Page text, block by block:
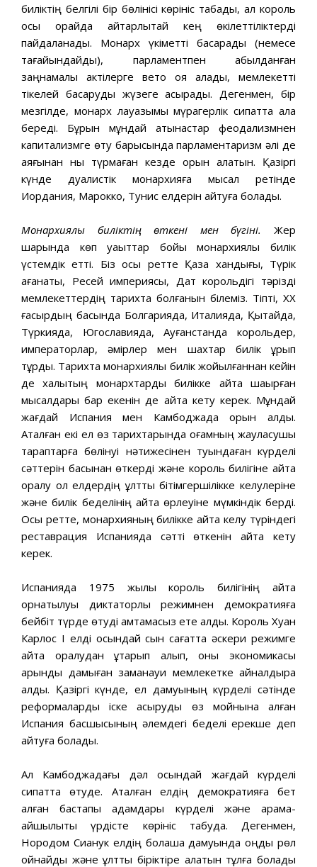
биліктің белгілі бір бөлінісі көрініс табады, ал король
осы орайда айтарлықтай кең өкілеттіліктерді
пайдаланады. Монарх үкіметті басқарады (немесе
тағайындайды), парламентпен қабылданған
заңнамалық актілерге вето қоя алады, мемлекетті
тікелей басқаруды жүзеге асырады. Дегенмен, бір
мезгілде, монарх лауазымы мүрагерлік сипатта қала
береді. Бұрын мұндай қатынастар феодализмнен
капитализмге өту барысында парламентаризм әлі де
аяғынан нық түрмаған кезде орын алатын. Қазіргі
күнде дуалистік монархияға мысал ретінде
Иордания, Марокко, Тунис елдерін айтуға болады.
Монархиялық биліктің өткені мен бүгіні.
Жер
шарында көп уақыттар бойы монархиялық билік
үстемдік етті. Біз осы ретте Қазақ хандығы, Түрік
қағанаты, Ресей империясы, Дат корольдігі тәрізді
мемлекеттердің тарихта болғанын білеміз. Тіпті, XX
ғасырдың басында Болгарияда, Италияда, Қытайда,
Түркияда, Югославияда, Ауғанстанда корольдер,
императорлар, әмірлер мен шахтар билік құрып
тұрды. Тарихта монархиялық билік жойылғаннан кейін
де халықтың монархтарды билікке қайта шақырған
мысалдары бар екенін де айта кету керек. Мұндай
жағдай Испания мен Камбоджада орын алды.
Аталған екі ел өз тарихтарында қоғамның жауласушы
тараптарға бөлінуі нәтижесінен туындаған күрделі
сәттерін басынан өткерді және король билігіне қайта
оралу ол елдердің ұлттық бітімгершілікке келулеріне
және билік беделінің қайта өрлеуіне мүмкіндік берді.
Осы ретте, монархияның билікке қайта келу түріндегі
реставрация Испанияда сәтті өткенін айта кету
керек.
Испанияда 1975 жылы король билігінің қайта
орнатылуы диктаторлық режимнен демократияға
бейбіт түрде өтуді қамтамасыз ете алды. Король Хуан
Карлос I елді осындай сын сағатта әскери режимге
қайта оралудан құтқарып қалып, оны экономикасы
қарқынды дамыған заманауи мемлекетке айналдыра
алды. Қазіргі күнде, ел дамуының күрделі сәтінде
реформаларды іске асыруды өз мойнына алған
Испания басшысының әлемдегі беделі ерекше деп
айтуға болады.
Ал Камбоджадағы дәл осындай жағдай күрделі
сипатта өтуде. Аталған елдің демократияға бет
алған бастапқы қадамдары күрделі және қарама-
қайшылықты үрдісте көрініс табуда. Дегенмен,
Нородом Сианук елдің болашақ дамуында оңды рөл
ойнайды және ұлтты біріктіре алатын тұлға болады